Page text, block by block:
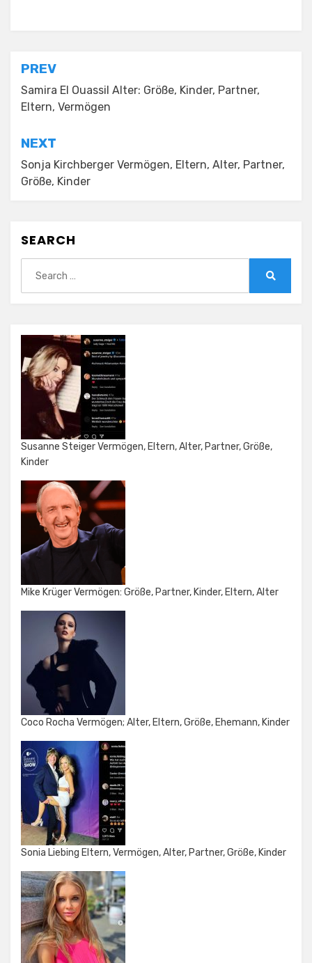
Post
navigation
PREV
Samira El Ouassil Alter: Größe, Kinder, Partner,
Eltern, Vermögen
NEXT
Sonja Kirchberger Vermögen, Eltern, Alter, Partner,
Größe, Kinder
SEARCH
for:
Susanne Steiger Vermögen, Eltern, Alter, Partner, Größe,
Kinder
Mike Krüger Vermögen: Größe, Partner, Kinder, Eltern, Alter
Coco Rocha Vermögen; Alter, Eltern, Größe, Ehemann, Kinder
Sonia Liebing Eltern, Vermögen, Alter, Partner, Größe, Kinder